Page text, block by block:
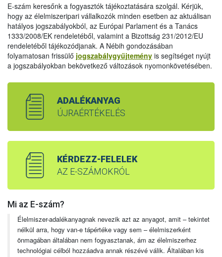
E-szám keresőnk a fogyasztók tájékoztatására szolgál. Kérjük,
hogy az élelmiszeripari vállalkozók minden esetben az aktuálisan
hatályos jogszabályokból, az Európai Parlament és a Tanács
1333/2008/EK rendeletéből, valamint a Bizottság 231/2012/EU
rendeletéből tájékozódjanak. A Nébih gondozásában
folyamatosan frissülő jogszabálygyűjtemény is segítséget nyújt
a jogszabályokban bekövetkező változások nyomonkövetésében.
ADALÉKANYAG
ÚJRAÉRTÉKELÉS
KÉRDEZZ-FELELEK
AZ E-SZÁMOKRÓL
Mi az E-szám?
Élelmiszer-adalékanyagnak nevezik azt az anyagot, amit – tekintet
nélkül arra, hogy van-e tápértéke vagy sem – élelmiszerként
önmagában általában nem fogyasztanak, ám az élelmiszerhez
technológiai célból hozzáadva annak részévé válik. Általában kis